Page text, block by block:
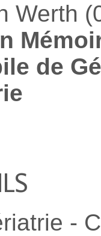
Werth
de
-